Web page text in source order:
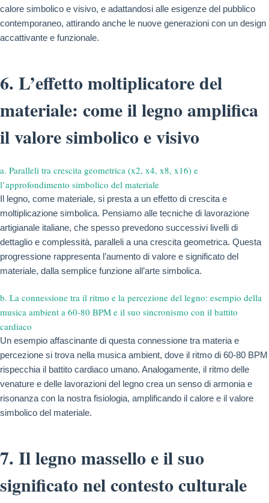
calore simbolico e visivo, e adattandosi alle esigenze del pubblico
contemporaneo, attirando anche le nuove generazioni con un design
accattivante e funzionale.
6. L’effetto moltiplicatore del
materiale: come il legno amplifica
il valore simbolico e visivo
a. Paralleli tra crescita geometrica (x2, x4, x8, x16) e
l’approfondimento simbolico del materiale
Il legno, come materiale, si presta a un effetto di crescita e
moltiplicazione simbolica. Pensiamo alle tecniche di lavorazione
artigianale italiane, che spesso prevedono successivi livelli di
dettaglio e complessità, paralleli a una crescita geometrica. Questa
progressione rappresenta l’aumento di valore e significato del
materiale, dalla semplice funzione all’arte simbolica.
b. La connessione tra il ritmo e la percezione del legno: esempio della
musica ambient a 60-80 BPM e il suo sincronismo con il battito
cardiaco
Un esempio affascinante di questa connessione tra materia e
percezione si trova nella musica ambient, dove il ritmo di 60-80 BPM
rispecchia il battito cardiaco umano. Analogamente, il ritmo delle
venature e delle lavorazioni del legno crea un senso di armonia e
risonanza con la nostra fisiologia, amplificando il calore e il valore
simbolico del materiale.
7. Il legno massello e il suo
significato nel contesto culturale